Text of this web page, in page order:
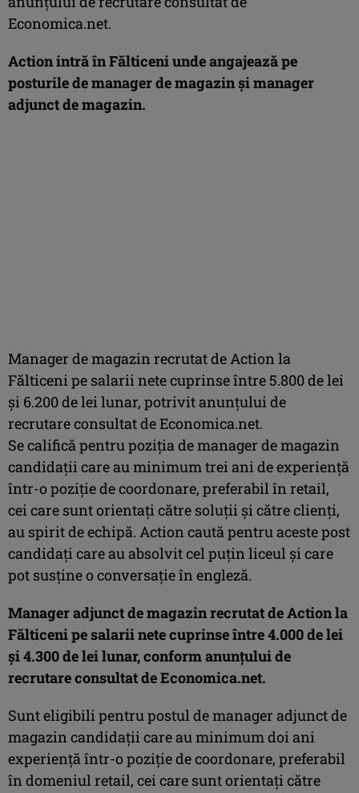
Economica.net.
Action intră în Fălticeni unde angajează pe
posturile de manager de magazin şi manager
adjunct de magazin.
Manager de magazin recrutat de Action la
Fălticeni pe salarii nete cuprinse între 5.800 de lei
şi 6.200 de lei lunar, potrivit anunţului de
recrutare consultat de Economica.net.
Se califică pentru poziţia de manager de magazin
candidaţii care au minimum trei ani de experienţă
într-o poziţie de coordonare, preferabil în retail,
cei care sunt orientaţi către soluţii şi către clienţi,
au spirit de echipă. Action caută pentru aceste post
candidaţi care au absolvit cel puţin liceul şi care
pot susţine o conversaţie în engleză.
Manager adjunct de magazin recrutat de Action la
Fălticeni pe salarii nete cuprinse între 4.000 de lei
şi 4.300 de lei lunar, conform anunţului de
recrutare consultat de Economica.net.
Sunt eligibili pentru postul de manager adjunct de
magazin candidaţii care au minimum doi ani
experienţă într-o poziţie de coordonare, preferabil
în domeniul retail, cei care sunt orientaţi către